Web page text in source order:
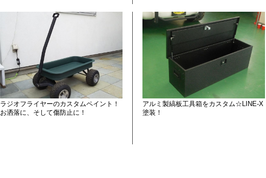
ラジオフライヤーのカスタムペイント！
お洒落に、そして傷防止に！
アルミ製縞板工具箱をカスタム☆LINE-X
塗装！